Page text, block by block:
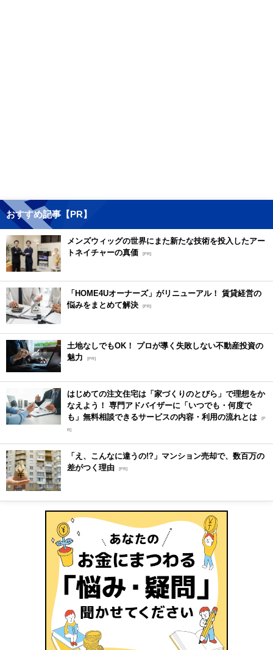
おすすめ記事【PR】
メンズウィッグの世界にまた新たな技術を投入したアー
トネイチャーの真価 [PR]
「HOME4Uオーナーズ」がリニューアル！ 賃貸経営の
悩みをまとめて解決 [PR]
土地なしでもOK！ プロが導く失敗しない不動産投資の
魅力
[PR]
はじめての注文住宅は「家づくりのとびら」で理想をか
なえよう！ 専門アドバイザーに「いつでも・何度で
も」無料相談できるサービスの内容・利用の流れとは [P
R]
「え、こんなに違うの!?」マンション売却で、数百万の
差がつく理由 [PR]